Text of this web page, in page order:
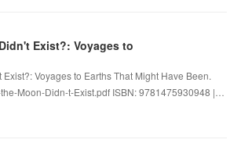
Exist?: Voyages to
Voyages to Earths That Might Have Been.
Moon-Didn-t-Exist.pdf ISBN: 9781475930948 |…